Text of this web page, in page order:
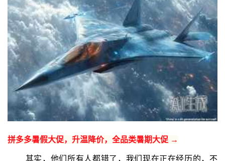
拼多多暑假大促，升温降价，全品类暑期大促 →
其实，他们所有人都错了，我们现在正在经历的，不